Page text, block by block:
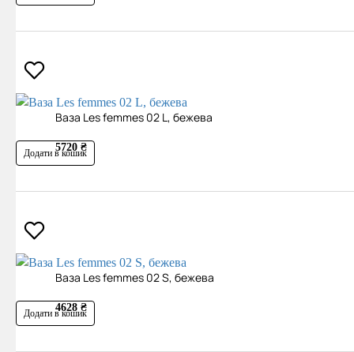
Ваза Les femmes 02 L, бежева
5720 ₴
Додати в кошик
Ваза Les femmes 02 S, бежева
4628 ₴
Додати в кошик